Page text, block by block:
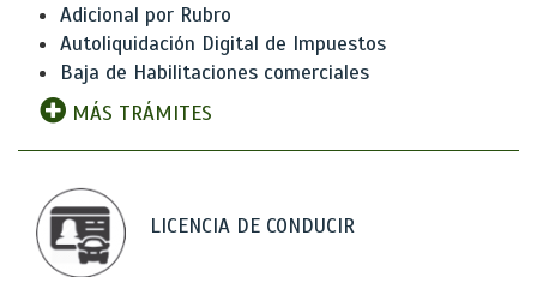
Adicional por Rubro
Autoliquidación Digital de Impuestos
Baja de Habilitaciones comerciales
MÁS TRÁMITES
LICENCIA DE CONDUCIR